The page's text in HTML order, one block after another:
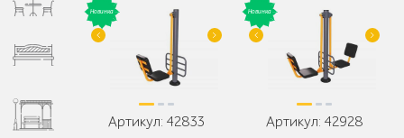
Артикул: 42833
Артикул: 42928